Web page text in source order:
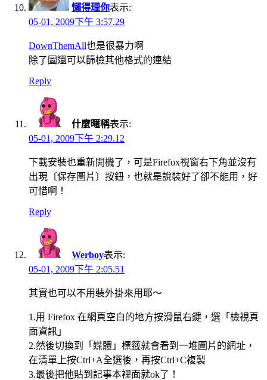
懶得理你表示:
05-01, 2009下午 3:57.29
DownThemAll也是很暴力啊
除了圖還可以篩檢其他格式的連結
Reply
什麼暱稱表示:
05-01, 2009下午 2:29.12
下載安裝也重新開機了，可是Firefox視窗右下角並沒有
出現〔保存圖片〕按鈕，也就是說裝好了卻不能用，好
可惜啊！
Reply
Werboy表示:
05-01, 2009下午 2:05.51
其實也可以不用裝外掛來用耶～
1.用 Firefox 在網頁空白的地方按滑鼠右鍵，選「檢視頁
面資訊」
2.然後切換到「媒體」標籤就會看到一堆圖片的網址，
在清單上按Ctrl+A全選後，再按Ctrl+C複製
3.最後把他貼到記事本裡面就ok了！